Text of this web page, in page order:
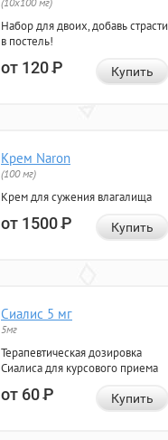
Набор для двоих, добавь страсти
в постель!
от 120Р Купить
Крем Naron
(100 мг)
Крем для сужения влагалища
от 1500Р Купить
Сиалис 5 мг
5мг
Терапевтическая дозировка
Сиалиса для курсового приема
от 60Р Купить